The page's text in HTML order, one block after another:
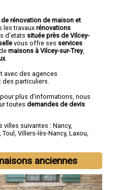
rénovation de maison et
les travaux rénovations
d'etats située près de Vilcey-
vous offre ses services
maisons à Vilcey-sur-Trey,
.
avec des agences
des particuliers.
plus d'informations, nous
toutes demandes de devis
villes suivantes : Nancy,
, Toul , Villers-lès-Nancy, Laxou,
anciennes